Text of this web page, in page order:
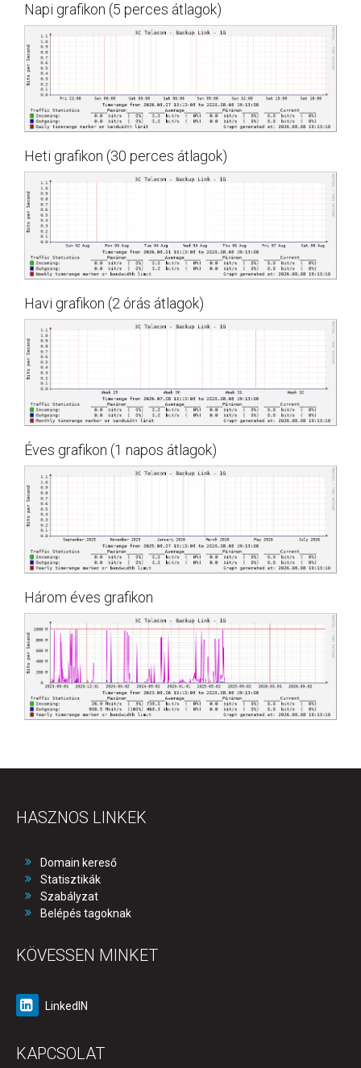
Napi grafikon (5 perces átlagok)
Heti grafikon (30 perces átlagok)
Havi grafikon (2 órás átlagok)
Éves grafikon (1 napos átlagok)
Három éves grafikon
HASZNOS LINKEK
Domain kereső
Statisztikák
Szabályzat
Belépés tagoknak
KÖVESSEN MINKET
LinkedIN
KAPCSOLAT